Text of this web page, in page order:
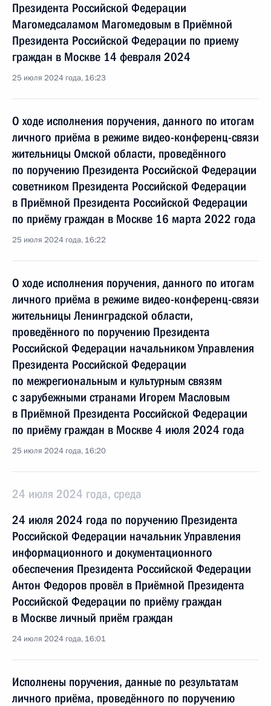
Президента Российской Федерации
Магомедсаламом Магомедовым в Приёмной
Президента Российской Федерации по приему
граждан в Москве 14 февраля 2024
25 июля 2024 года, 16:23
О ходе исполнения поручения, данного по итогам
личного приёма в режиме видео-конференц-связи
жительницы Омской области, проведённого
по поручению Президента Российской Федерации
советником Президента Российской Федерации
в Приёмной Президента Российской Федерации
по приёму граждан в Москве 16 марта 2022 года
25 июля 2024 года, 16:22
О ходе исполнения поручения, данного по итогам
личного приёма в режиме видео-конференц-связи
жительницы Ленинградской области,
проведённого по поручению Президента
Российской Федерации начальником Управления
Президента Российской Федерации
по межрегиональным и культурным связям
с зарубежными странами Игорем Масловым
в Приёмной Президента Российской Федерации
по приёму граждан в Москве 4 июля 2024 года
25 июля 2024 года, 16:20
24 июля 2024 года, среда
24 июля 2024 года по поручению Президента
Российской Федерации начальник Управления
информационного и документационного
обеспечения Президента Российской Федерации
Антон Федоров провёл в Приёмной Президента
Российской Федерации по приёму граждан
в Москве личный приём граждан
24 июля 2024 года, 16:01
Исполнены поручения, данные по результатам
личного приёма, проведённого по поручению